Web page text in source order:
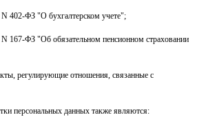
402-ФЗ "О бухгалтерском учете";
167-ФЗ "Об обязательном пенсионном страховании
регулирующие отношения, связанные с
персональных данных также являются: